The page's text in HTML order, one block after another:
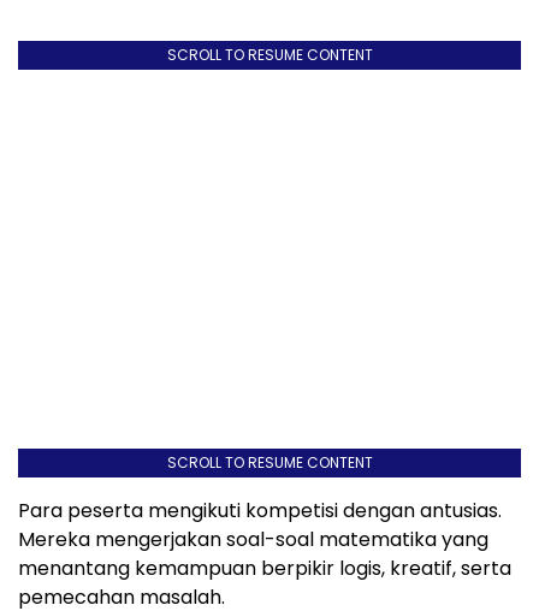
SCROLL TO RESUME CONTENT
SCROLL TO RESUME CONTENT
Para peserta mengikuti kompetisi dengan antusias.
Mereka mengerjakan soal-soal matematika yang
menantang kemampuan berpikir logis, kreatif, serta
pemecahan masalah.